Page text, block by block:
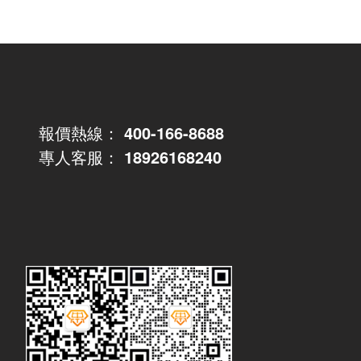
報價熱線： 400-166-8688
專人客服： 18926168240